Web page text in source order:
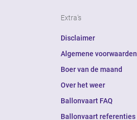
Extra's
Disclaimer
Algemene voorwaarden
Boer van de maand
Over het weer
Ballonvaart FAQ
Ballonvaart referenties